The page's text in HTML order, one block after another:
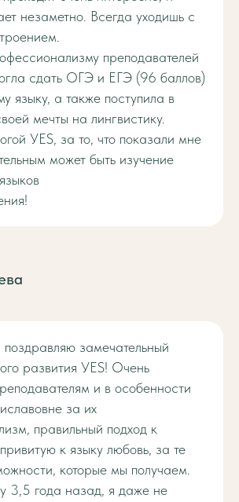
незаметно. Всегда уходишь с
преподавателей
сдать ОГЭ и ЕГЭ (96 баллов)
языку, а также поступила в
мечты на лингвистику.
УЕS, за то, что показали мне
может быть изучение
замечательный
развития УЕS! Очень
и в особенности
за их
правильный подход к
к языку любовь, за те
которые мы получаем.
3,5 года назад, я даже не